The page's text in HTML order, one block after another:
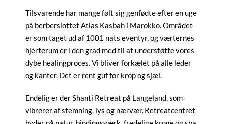
Tilsvarende har mange følt sig genfødte efter en uge
på berberslottet Atlas Kasbah i Marokko. Området
er som taget ud af 1001 nats eventyr, og værternes
hjerterum er i den grad med til at understøtte vores
dybe healingproces. Vi bliver forkælet på alle leder
og kanter. Det er rent guf for krop og sjæl.
Endelig er der Shanti Retreat på Langeland, som
vibrerer af stemning, lys og nærvær. Retreatcentret